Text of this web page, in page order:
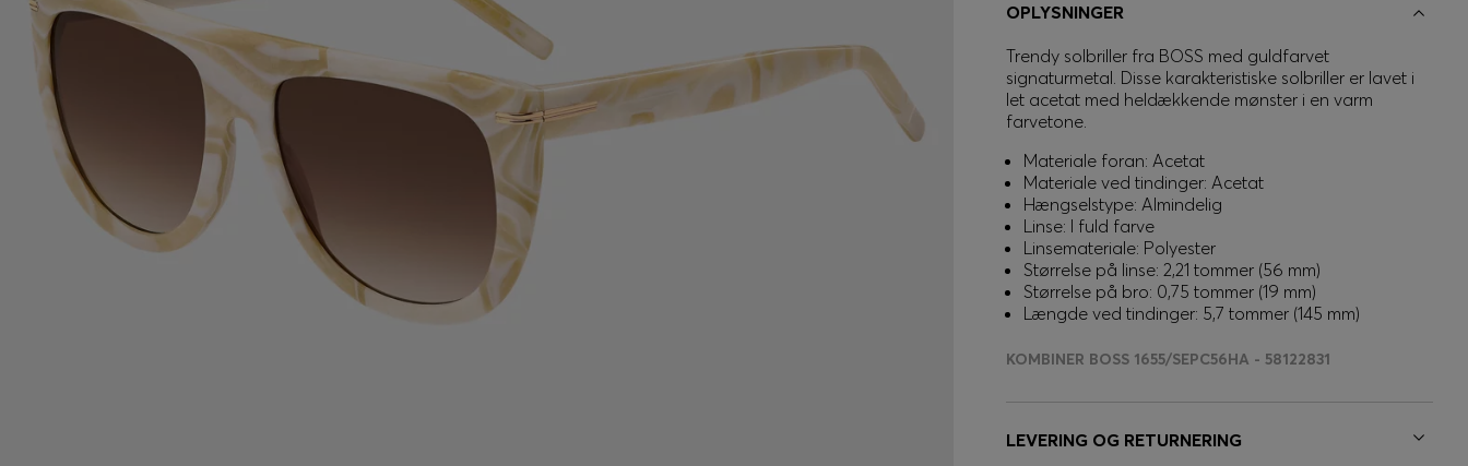
OPLYSNINGER
Trendy solbriller fra BOSS med guldfarvet
signaturmetal. Disse karakteristiske solbriller er lavet i
let acetat med heldækkende mønster i en varm
farvetone.
Materiale foran: Acetat
Materiale ved tindinger: Acetat
Hængselstype: Almindelig
Linse: I fuld farve
Linsemateriale: Polyester
Størrelse på linse: 2,21 tommer (56 mm)
Størrelse på bro: 0,75 tommer (19 mm)
Længde ved tindinger: 5,7 tommer (145 mm)
KOMBINER BOSS 1655/SEPC56HA - 58122831
LEVERING OG RETURNERING